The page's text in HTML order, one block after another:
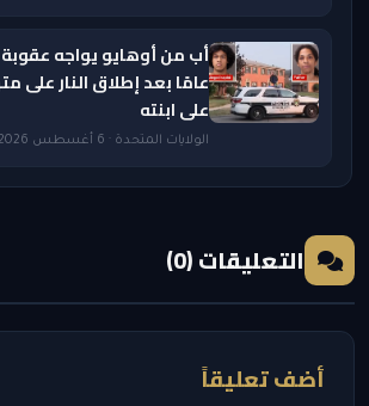
عامًا بعد إطلاق النار على
على ابنته
الولايات المتحدة · 6 أغسطس 2026 — 6:05 PM
التعليقات (0)
أضف تعليقاً